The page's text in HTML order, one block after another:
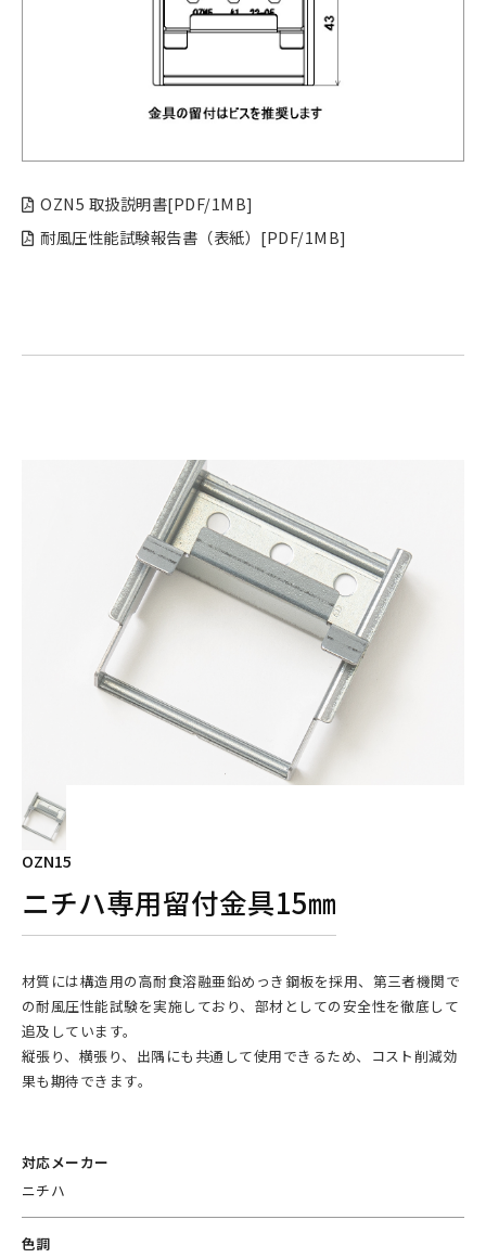
OZN5 取扱説明書[PDF/1MB]
耐風圧性能試験報告書（表紙）[PDF/1MB]
OZN15
ニチハ専用留付金具15㎜
材質には構造用の高耐食溶融亜鉛めっき鋼板を採用、第三者機関で
の耐風圧性能試験を実施しており、部材としての安全性を徹底して
追及しています。
縦張り、横張り、出隅にも共通して使用できるため、コスト削減効
果も期待できます。
対応メーカー
ニチハ
色調